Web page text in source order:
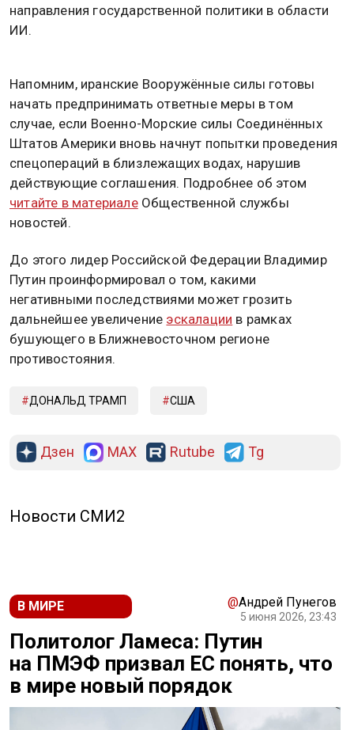
направления государственной политики в области
ИИ.
Напомним, иранские Вооружённые силы готовы
начать предпринимать ответные меры в том
случае, если Военно-Морские силы Соединённых
Штатов Америки вновь начнут попытки проведения
спецопераций в близлежащих водах, нарушив
действующие соглашения. Подробнее об этом
читайте в материалеОбщественной службы
новостей.
До этого лидер Российской Федерации Владимир
Путин проинформировал о том, какими
негативными последствиями может грозить
дальнейшее увеличение эскалации в рамках
бушующего в Ближневосточном регионе
противостояния.
ДОНАЛЬД ТРАМП США
Дзен MAX Rutube Tg
Новости СМИ2
В МИРЕ @Андрей Пунегов
5 июня 2026, 23:43
Политолог Ламеса: Путин
на ПМЭФ призвал ЕС понять, что
в мире новый порядок